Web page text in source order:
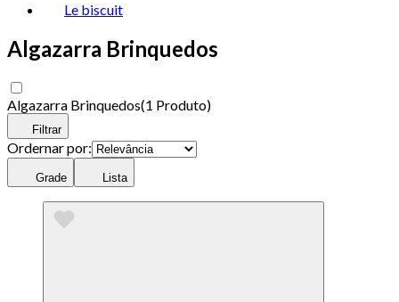
Le biscuit
Algazarra Brinquedos
Algazarra Brinquedos(1 Produto)
Filtrar
Ordernar por:
Grade Lista